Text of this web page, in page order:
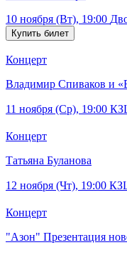
10 ноября (Вт), 19:00
Концерт
Владимир Спиваков и
11 ноября (Ср), 19:00
Концерт
Татьяна Буланова
12 ноября (Чт), 19:00
Концерт
"Азон" Презентация